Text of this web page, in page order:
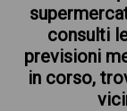
consulti
previsioni
in corso,